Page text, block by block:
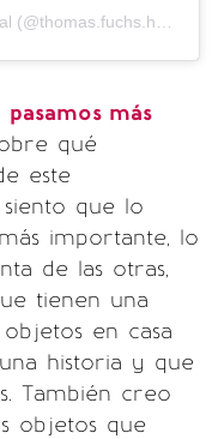
pasamos más
qué
este
que lo
importante, lo
de las otras,
tienen una
en casa
historia y que
También creo
objetos que